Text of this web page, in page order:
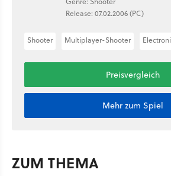
Release: 07.02.2006 (PC)
Shooter Multiplayer-Shooter
Preisvergleich
Mehr zum Spiel
ZUM THEMA